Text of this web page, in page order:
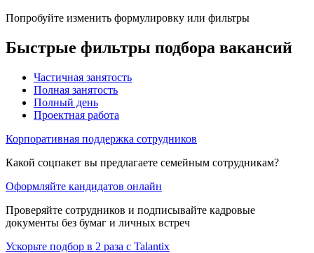
Попробуйте изменить формулировку или фильтры
Быстрые фильтры подбора вакансий
Частичная занятость
Полная занятость
Полный день
Проектная работа
Корпоративная поддержка сотрудников
Какой соцпакет вы предлагаете семейным сотрудникам?
Оформляйте кандидатов онлайн
Проверяйте сотрудников и подписывайте кадровые
документы без бумаг и личных встреч
Ускорьте подбор в 2 раза с Talantix